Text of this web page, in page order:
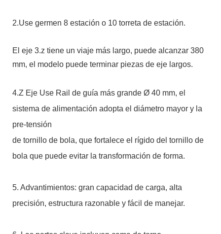
2.Use germen 8 estación o 10 torreta de estación.
El eje 3.z tiene un viaje más largo, puede alcanzar 380
mm, el modelo puede terminar piezas de eje largos.
4.Z Eje Use Rail de guía más grande Ø 40 mm, el
sistema de alimentación adopta el diámetro mayor y la
pre-tensión
de tornillo de bola, que fortalece el rígido del tornillo de
bola que puede evitar la transformación de forma.
5. Advantimientos: gran capacidad de carga, alta
precisión, estructura razonable y fácil de manejar.